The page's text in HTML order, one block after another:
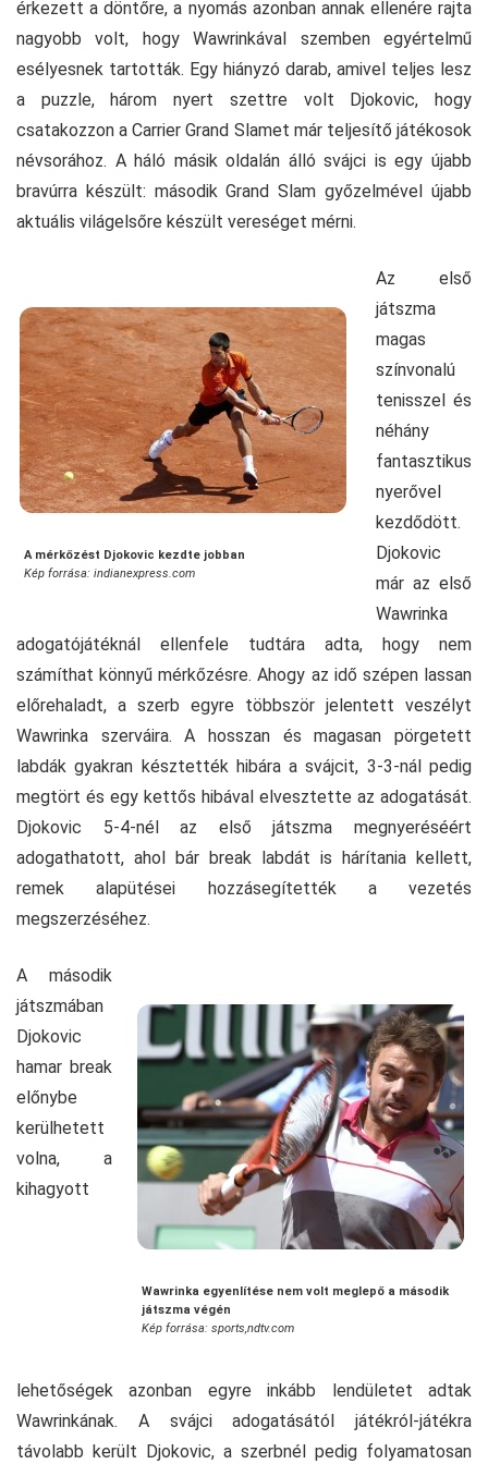
érkezett a döntőre, a nyomás azonban annak ellenére rajta
nagyobb volt, hogy Wawrinkával szemben egyértelmű
esélyesnek tartották. Egy hiányzó darab, amivel teljes lesz
a puzzle, három nyert szettre volt Djokovic, hogy
csatakozzon a Carrier Grand Slamet már teljesítő játékosok
névsorához. A háló másik oldalán álló svájci is egy újabb
bravúrra készült: második Grand Slam győzelmével újabb
aktuális világelsőre készült vereséget mérni.
A mérkőzést Djokovic kezdte jobban
Kép forrása: indianexpress.com
Az első
játszma
magas
színvonalú
tenisszel és
néhány
fantasztikus
nyerővel
kezdődött.
Djokovic
már az első
Wawrinka
adogatójátéknál ellenfele tudtára adta, hogy nem
számíthat könnyű mérkőzésre. Ahogy az idő szépen lassan
előrehaladt, a szerb egyre többször jelentett veszélyt
Wawrinka szerváira. A hosszan és magasan pörgetett
labdák gyakran késztették hibára a svájcit, 3-3-nál pedig
megtört és egy kettős hibával elvesztette az adogatását.
Djokovic 5-4-nél az első játszma megnyeréséért
adogathatott, ahol bár break labdát is hárítania kellett,
remek alapütései hozzásegítették a vezetés
megszerzéséhez.
Wawrinka egyenlítése nem volt meglepő a második
játszma végén
Kép forrása: sports,ndtv.com
A második
játszmában
Djokovic
hamar break
előnybe
kerülhetett
volna, a
kihagyott
lehetőségek azonban egyre inkább lendületet adtak
Wawrinkának. A svájci adogatásától játékról-játékra
távolabb került Djokovic, a szerbnél pedig folyamatosan